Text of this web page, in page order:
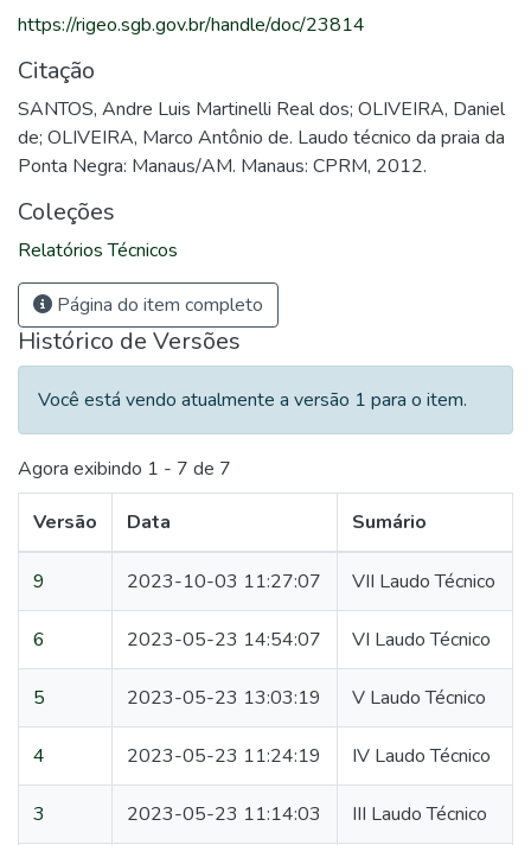
https://rigeo.sgb.gov.br/handle/doc/23814
Citação
SANTOS, Andre Luis Martinelli Real dos; OLIVEIRA, Daniel
de; OLIVEIRA, Marco Antônio de. Laudo técnico da praia da
Ponta Negra: Manaus/AM. Manaus: CPRM, 2012.
Coleções
Relatórios Técnicos
Página do item completo
Histórico de Versões
Você está vendo atualmente a versão 1 para o item.
Agora exibindo 1 - 7 de 7
Versão Data Sumário
9 2023-10-03 11:27:07 VII Laudo Técnico
6 2023-05-23 14:54:07 VI Laudo Técnico
5 2023-05-23 13:03:19 V Laudo Técnico
4 2023-05-23 11:24:19 IV Laudo Técnico
3 2023-05-23 11:14:03 III Laudo Técnico